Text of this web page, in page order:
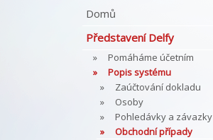
Domů
Představení Delfy
Pomáháme účetním
Popis systému
Zaúčtování dokladu
Osoby
Pohledávky a závazky
Obchodní případy